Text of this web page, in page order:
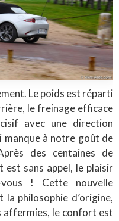
Le poids est réparti
le freinage efficace
avec une direction
manque à notre goût de
des centaines de
sans appel, le plaisir
! Cette nouvelle
philosophie d’origine,
affermies, le confort est